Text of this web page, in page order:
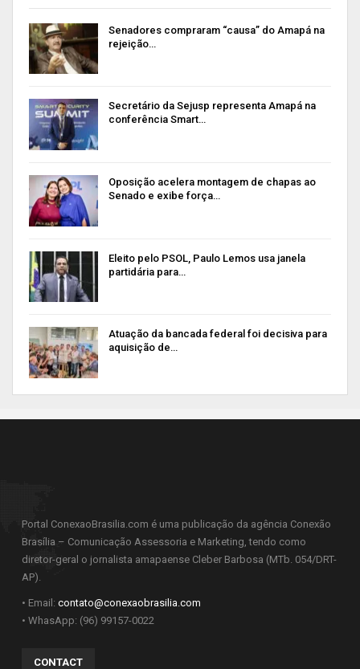
Senadores compraram “causa” do Amapá na
rejeição…
Secretário da Sejusp representa Amapá na
conferência Smart…
Oposição acelera montagem de chapas ao
Senado e exibe força…
Eleito pelo PSOL, Paulo Lemos usa janela
partidária para…
Atuação da bancada federal foi decisiva para
aquisição de…
Portal ConexaoBrasilia.com é uma publicação da agência Conexão
Brasília – Comunicação Assessoria e Marketing, tendo como
diretor-geral o jornalista amapaense Cleber Barbosa (MTb. 054/DRT-
AP).
• Email: contato@conexaobrasilia.com
• WhasApp: (96) 99157-0022
CONTACT